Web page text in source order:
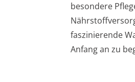
besondere
faszinierende
Anfang an zu